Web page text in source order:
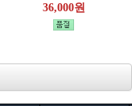
36,000원